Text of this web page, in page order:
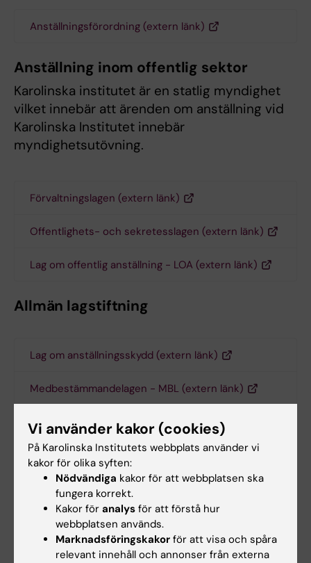
Anställningsförordning (extern länk)
Anställning inom offentlig sektor
Karolinska institutet är en statlig myndighet
vilket innebär att ärenden om anställning vid
Karolinska Institutet innebär
myndighetsutövning.
Förvaltningslagen (extern länk)
Offentlighets- och sekretesslagen (extern länk)
Lag om offentlig anställning - LOA (extern länk)
Allmän lagstiftning
Lag om anställningsskydd (extern länk)
Medbestämmandelagen - MBL (extern länk)
Diskrimineringslagen (extern länk)
Arbetstidslagen (extern länk)
Ledighetslagarna
Lag om arbetstagares rätt till ledighet för utbildning
(extern länk)
Vi använder kakor (cookies)
På Karolinska Institutets webbplats använder vi
kakor för olika syften:
Nödvändiga kakor för att webbplatsen ska
fungera korrekt.
Kakor för analys för att förstå hur
webbplatsen används.
Marknadsföringskakor för att visa och spåra
relevant innehåll och annonser från externa